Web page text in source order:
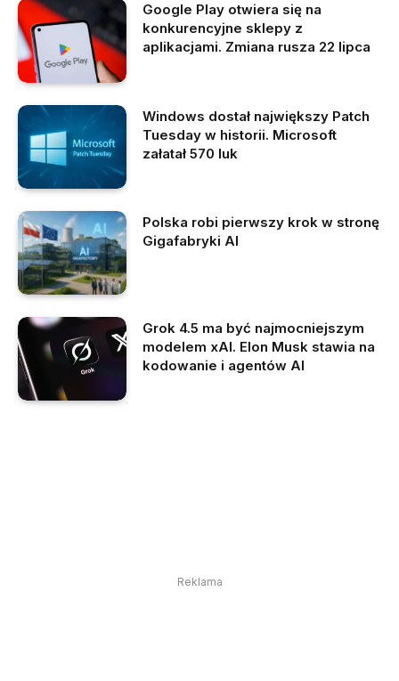
Google Play otwiera się na
konkurencyjne sklepy z
aplikacjami. Zmiana rusza 22 lipca
Windows dostał największy Patch
Tuesday w historii. Microsoft
załatał 570 luk
Polska robi pierwszy krok w stronę
Gigafabryki AI
Grok 4.5 ma być najmocniejszym
modelem xAI. Elon Musk stawia na
kodowanie i agentów AI
Reklama